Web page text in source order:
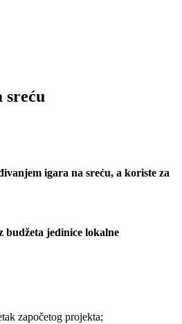
sreću
igara na sreću, a koriste za
budžeta jedinice lokalne
započetog projekta;